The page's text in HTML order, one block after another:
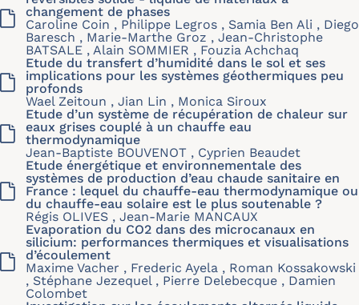
changement de phases
Caroline Coin , Philippe Legros , Samia Ben Ali , Diego
Baresch , Marie-Marthe Groz , Jean-Christophe
BATSALE , Alain SOMMIER , Fouzia Achchaq
Etude du transfert d’humidité dans le sol et ses
implications pour les systèmes géothermiques peu
profonds
Wael Zeitoun , Jian Lin , Monica Siroux
Etude d’un système de récupération de chaleur sur
eaux grises couplé à un chauffe eau
thermodynamique
Jean-Baptiste BOUVENOT , Cyprien Beaudet
Etude énergétique et environnementale des
systèmes de production d’eau chaude sanitaire en
France : lequel du chauffe-eau thermodynamique ou
du chauffe-eau solaire est le plus soutenable ?
Régis OLIVES , Jean-Marie MANCAUX
Evaporation du CO2 dans des microcanaux en
silicium: performances thermiques et visualisations
d’écoulement
Maxime Vacher , Frederic Ayela , Roman Kossakowski
, Stéphane Jezequel , Pierre Delebecque , Damien
Colombet